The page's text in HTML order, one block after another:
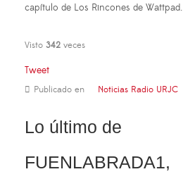
capítulo de Los Rincones de Wattpad.
Visto 342 veces
Tweet
Publicado en Noticias Radio URJC
Lo último de
FUENLABRADA1,